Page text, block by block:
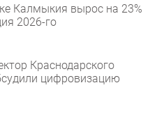
Калмыкия вырос на 23%
2026-го
Краснодарского
цифровизацию